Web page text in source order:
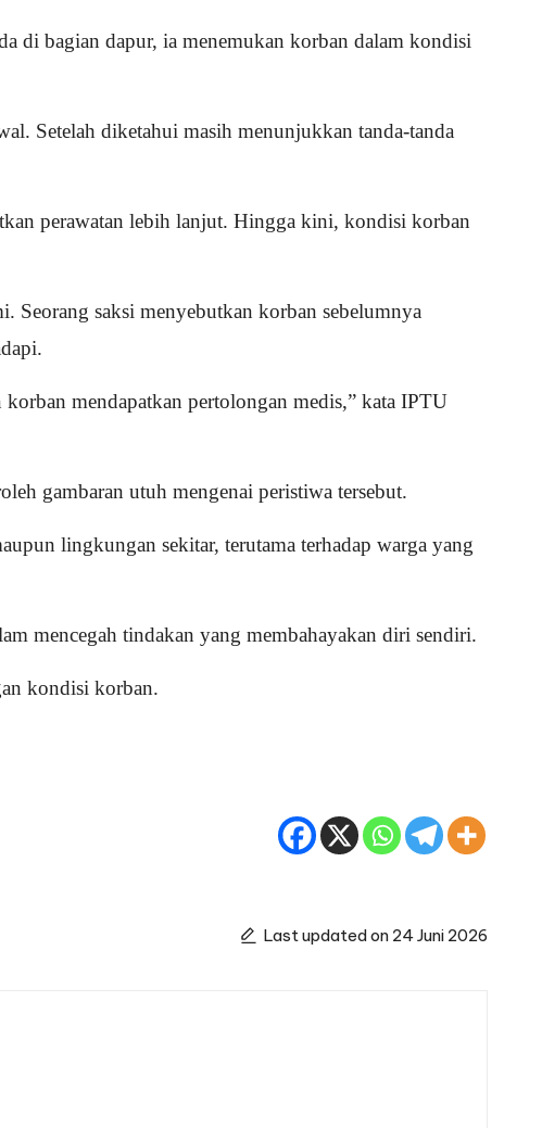
di bagian dapur, ia menemukan korban dalam kondisi
Setelah diketahui masih menunjukkan tanda-tanda
perawatan lebih lanjut. Hingga kini, kondisi korban
Seorang saksi menyebutkan korban sebelumnya
mendapatkan pertolongan medis,” kata IPTU
gambaran utuh mengenai peristiwa tersebut.
lingkungan sekitar, terutama terhadap warga yang
mencegah tindakan yang membahayakan diri sendiri.
kondisi korban.
Last updated on 24 Juni 2026